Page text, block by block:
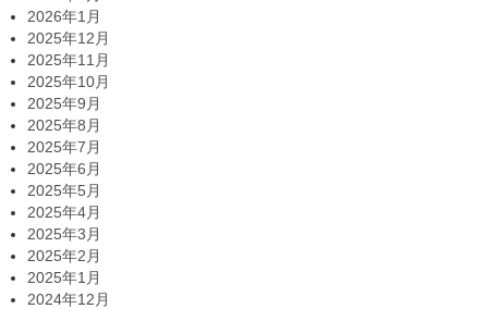
2026年1月
2025年12月
2025年11月
2025年10月
2025年9月
2025年8月
2025年7月
2025年6月
2025年5月
2025年4月
2025年3月
2025年2月
2025年1月
2024年12月